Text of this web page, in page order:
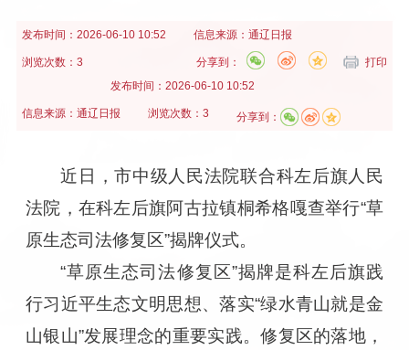
发布时间： 2026-06-10 10:52 信息来源： 通辽日报
浏览次数：3 打印
分享到：
发布时间： 2026-06-10 10:52
信息来源： 通辽日报 浏览次数：3 分享到：
近日，市中级人民法院联合科左后旗人民
法院，在科左后旗阿古拉镇桐希格嘎查举行“草
原生态司法修复区”揭牌仪式。
“草原生态司法修复区”揭牌是科左后旗践
行习近平生态文明思想、落实“绿水青山就是金
山银山”发展理念的重要实践。修复区的落地，